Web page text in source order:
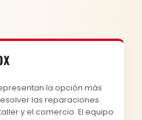
la opción más
las reparaciones
y el comercio. El equipo